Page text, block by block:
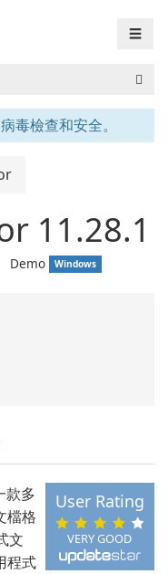
☰
毒檢查和安全。
11.28.1
Demo Windows
VERY GOOD
User Rating
款多
檔格
文
程式